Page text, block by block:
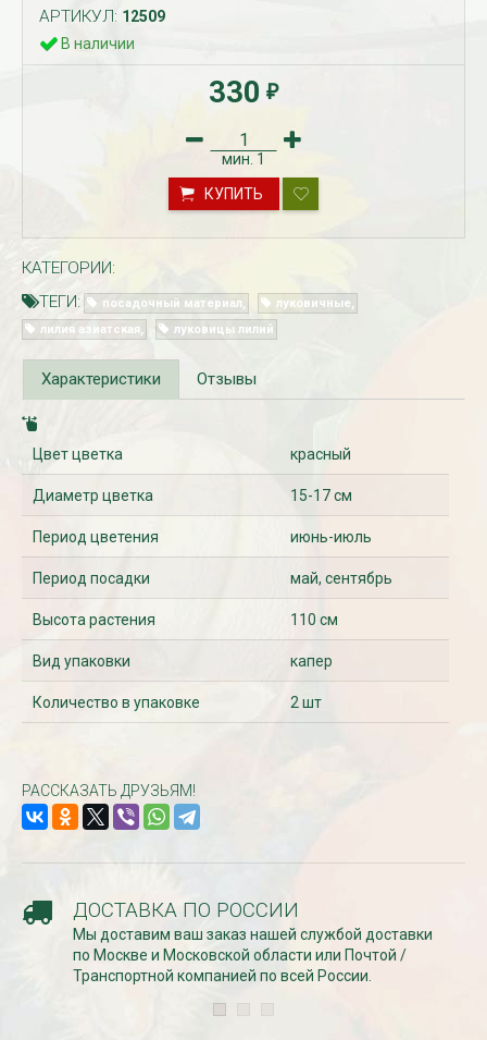
контейнере p9
340
в контейнере p9
СКИДКИ 15 % НА ДУГИ, ЗАБОРЫ,
Скидки 15% !!! При заказе
товаров на сумму от 1000 руб. с
16 марта по 31 марта 2024...
ЧИТАТЬ ДАЛЕЕ →
БЕСПЛАТНАЯ
АРТИКУЛ: 12509
В наличии
330 ₽
мин. 1
КУПИТЬ
КАТЕГОРИИ:
ТЕГИ:
посадочный материал
луковичные
лилия азиатская
луковицы лилий
Характеристики Отзывы
Цвет цветка красный
Диаметр цветка 15-17 см
Период цветения июнь-июль
Период посадки май, сентябрь
Высота растения 110 см
Вид упаковки капер
Количество в упаковке 2 шт
РАССКАЗАТЬ ДРУЗЬЯМ!
ДОСТАВКА ПО РОССИИ
Мы доставим ваш заказ нашей службой доставки
по Москве и Московской области или Почтой /
Транспортной компанией по всей России.